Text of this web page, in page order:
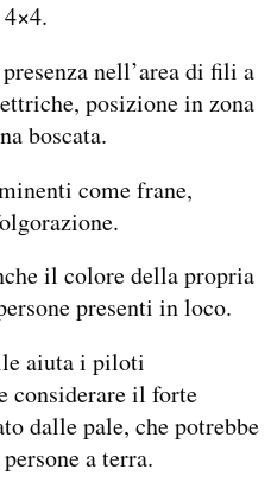
nell’area di fili a
posizione in zona
boscata.
come frane,
il colore della propria
presenti in loco.
aiuta i piloti
considerare il forte
dalle pale, che potrebbe
a terra.